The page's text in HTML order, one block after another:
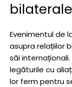
bilaterale
Evenimentul de
asupra relațiilor
săi
legăturile cu
lor ferm pentru